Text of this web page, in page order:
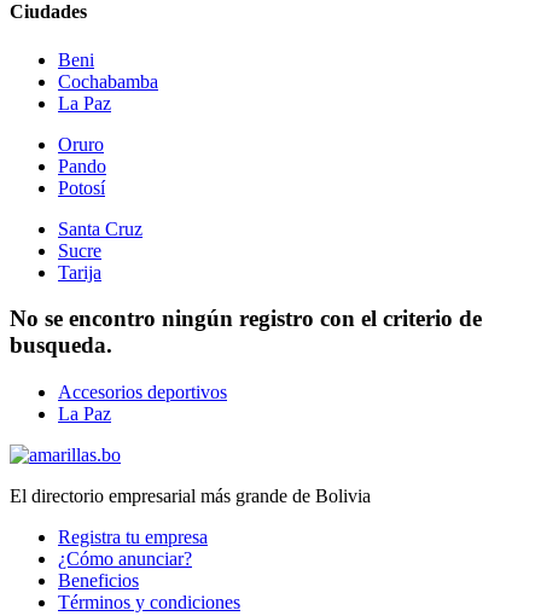
Ciudades
Beni
Cochabamba
La Paz
Oruro
Pando
Potosí
Santa Cruz
Sucre
Tarija
No se encontro ningún registro con el criterio de
busqueda.
Accesorios deportivos
La Paz
El directorio empresarial más grande de Bolivia
Registra tu empresa
¿Cómo anunciar?
Beneficios
Términos y condiciones